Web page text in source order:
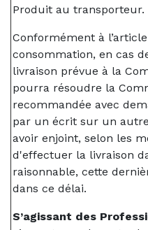
Produit au transporteur.
Conformément à
consommation, en cas
livraison prévue à la
pourra résoudre la
recommandée avec
par un écrit sur un
avoir enjoint, selon les
d'effectuer la livraison
raisonnable, cette
dans ce délai.
S’agissant des